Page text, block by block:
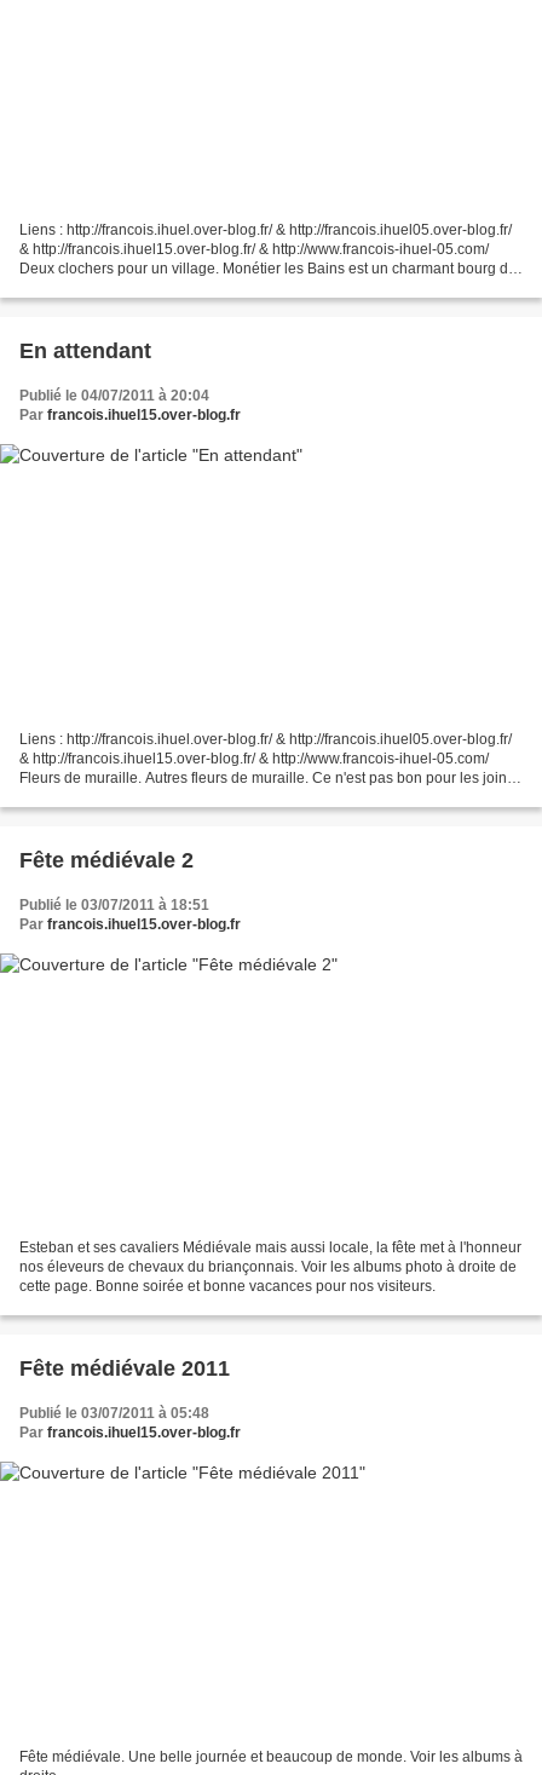
Liens : http://francois.ihuel.over-blog.fr/ & http://francois.ihuel05.over-blog.fr/
& http://francois.ihuel15.over-blog.fr/ & http://www.francois-ihuel-05.com/
Deux clochers pour un village. Monétier les Bains est un charmant bourg de
En attendant
Publié le 04/07/2011 à 20:04
Par francois.ihuel15.over-blog.fr
Liens : http://francois.ihuel.over-blog.fr/ & http://francois.ihuel05.over-blog.fr/
& http://francois.ihuel15.over-blog.fr/ & http://www.francois-ihuel-05.com/
Fleurs de muraille. Autres fleurs de muraille. Ce n'est pas bon pour les joints
Fête médiévale 2
Publié le 03/07/2011 à 18:51
Par francois.ihuel15.over-blog.fr
Esteban et ses cavaliers Médiévale mais aussi locale, la fête met à l'honneur
nos éleveurs de chevaux du briançonnais. Voir les albums photo à droite de
cette page. Bonne soirée et bonne vacances pour nos visiteurs.
Fête médiévale 2011
Publié le 03/07/2011 à 05:48
Par francois.ihuel15.over-blog.fr
Fête médiévale. Une belle journée et beaucoup de monde. Voir les albums à